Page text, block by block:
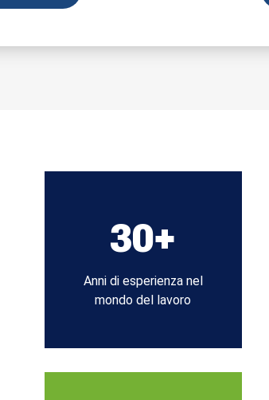
30+
Anni di esperienza nel
mondo del lavoro